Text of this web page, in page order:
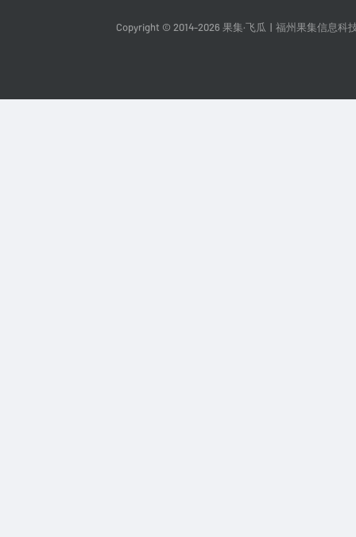
Copyright © 2014-2026 果集·飞瓜 福州果集信息科